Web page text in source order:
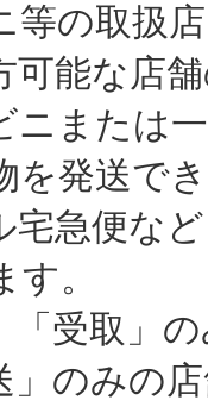
の取扱
可能な店
たは一
を発送で
便など
。
取」の
みの店